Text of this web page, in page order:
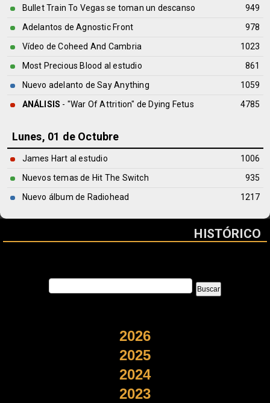
Bullet Train To Vegas se toman un descanso
949
Adelantos de Agnostic Front
978
Vídeo de Coheed And Cambria
1023
Most Precious Blood al estudio
861
Nuevo adelanto de Say Anything
1059
ANÁLISIS - "War Of Attrition" de Dying Fetus 4785
Lunes, 01 de Octubre
James Hart al estudio
1006
Nuevos temas de Hit The Switch
935
Nuevo álbum de Radiohead
1217
HISTÓRICO
2026
2025
2024
2023